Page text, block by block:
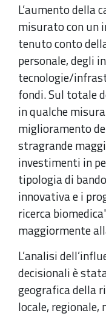
L’aumento della
misurato con un
tenuto conto
personale, degli
tecnologie/
fondi. Sul totale
in qualche
miglioramento
stragrande
investimenti in
tipologia di
innovativa e i
ricerca
maggiormente
L’analisi
decisionali è
geografica della
locale, regionale,